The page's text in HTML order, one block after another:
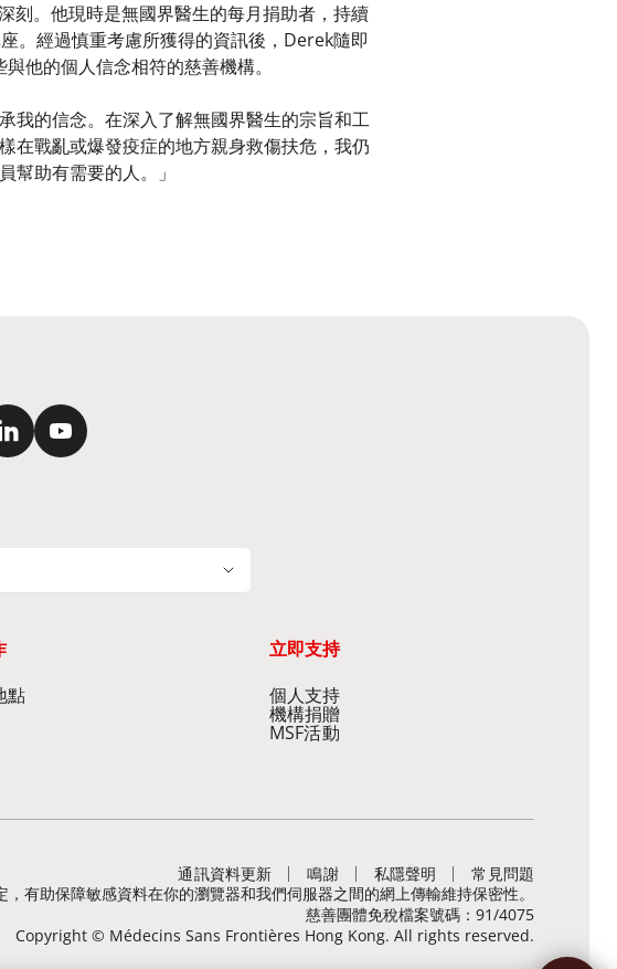
刻。他現時是無國界醫生的每月捐助者，持續
。經過慎重考慮所獲得的資訊後，Derek隨即
他的個人信念相符的慈善機構。
我的信念。在深入了解無國界醫生的宗旨和工
在戰亂或爆發疫症的地方親身救傷扶危，我仍
幫助有需要的人。」
點​
立即支持
個人支持
機構捐贈
MSF活動
通訊資料更新 鳴謝 私隱聲明
常見問題
有助保障敏感資料在你的瀏覽器和我們伺服器之間的網上傳輸維持保密性。
慈善團體免稅檔案號碼：91/4075
Copyright © Médecins Sans Frontières Hong Kong. All rights reserved.